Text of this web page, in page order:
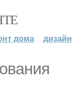
дома дизайн